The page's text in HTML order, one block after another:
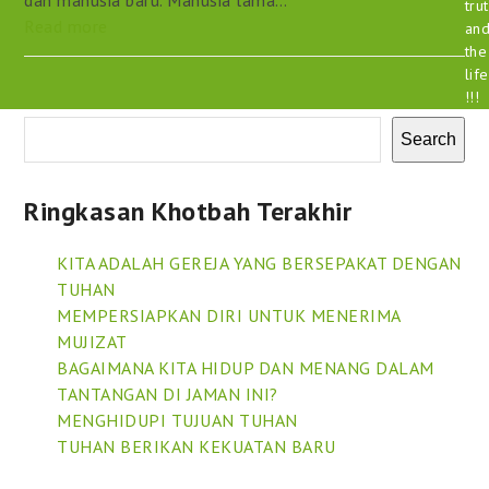
Search
Ringkasan Khotbah Terakhir
KITA ADALAH GEREJA YANG BERSEPAKAT DENGAN
TUHAN
MEMPERSIAPKAN DIRI UNTUK MENERIMA
MUJIZAT
BAGAIMANA KITA HIDUP DAN MENANG DALAM
TANTANGAN DI JAMAN INI?
MENGHIDUPI TUJUAN TUHAN
TUHAN BERIKAN KEKUATAN BARU
the
life
!!!